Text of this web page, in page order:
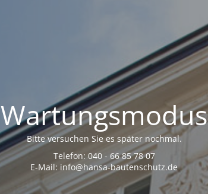
Wartungsmodus
Bitte versuchen Sie es später nochmal.
Telefon: 040 - 66 85 78 07
E-Mail: info@hansa-bautenschutz.de